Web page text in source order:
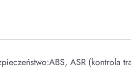
ASR (kontrola